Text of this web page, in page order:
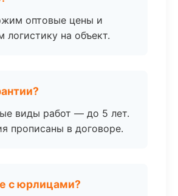
оптовые цены и
логистику на объект.
виды работ — до 5 лет.
прописаны в договоре.
с юрлицами?